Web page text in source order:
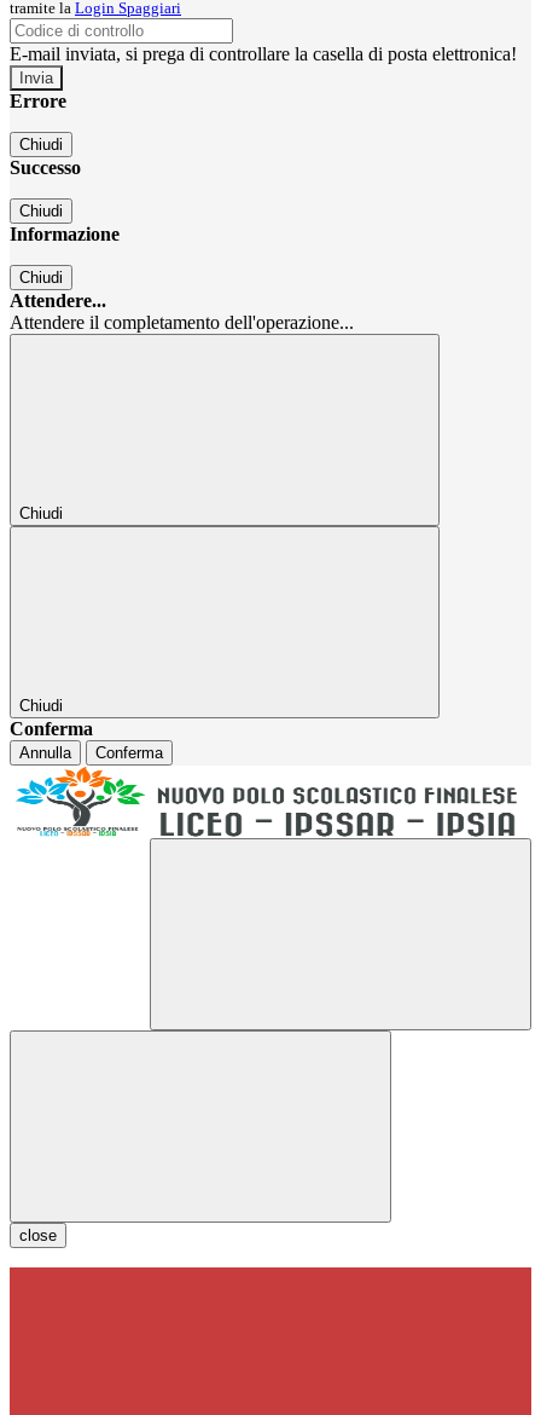
tramite la Login Spaggiari
E-mail inviata, si prega di controllare la casella di posta elettronica!
Errore
Chiudi
Successo
Chiudi
Informazione
Chiudi
Attendere...
Attendere il completamento dell'operazione...
Chiudi
Chiudi
Conferma
Annulla Conferma
close